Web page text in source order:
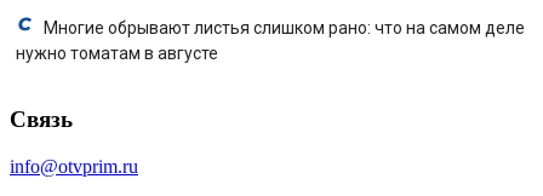
Многие обрывают листья слишком рано: что на самом деле
нужно томатам в августе
Связь
info@otvprim.ru